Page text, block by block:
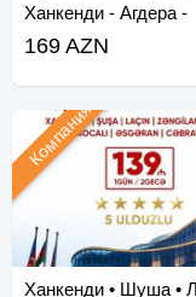
Ханкенди - Агдера -
Суговушан - Агдам
169 AZN
Ханкенди • Шуша •
Компания